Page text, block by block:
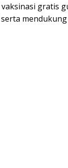
gratis
serta